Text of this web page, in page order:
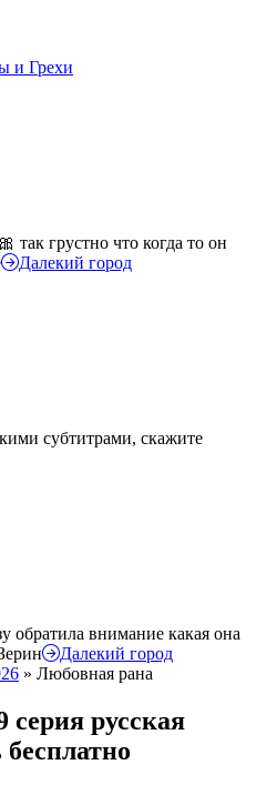
и Грехи
так грустно что когда то он
Далекий город
субтитрами, скажите
обратила внимание какая она
Далекий город
» Любовная рана
русская